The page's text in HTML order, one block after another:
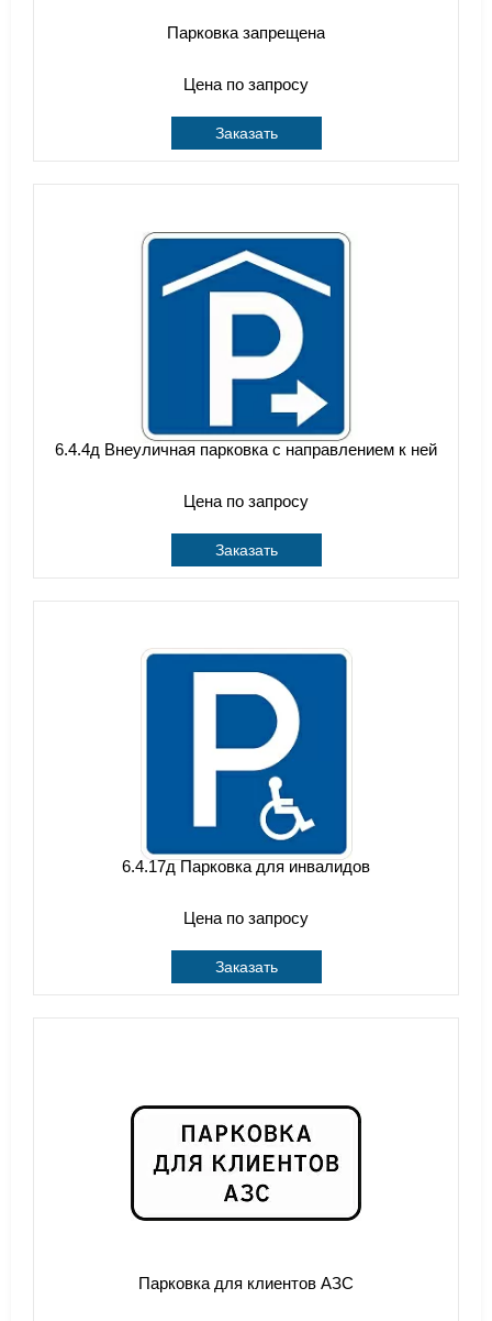
Парковка запрещена
Цена по запросу
Заказать
6.4.4д Внеуличная парковка с направлением к ней
Цена по запросу
Заказать
6.4.17д Парковка для инвалидов
Цена по запросу
Заказать
Парковка для клиентов АЗС